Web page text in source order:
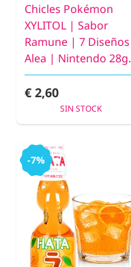
Chicles Pokémon
XYLITOL | Sabor
Ramune | 7 Diseños
Alea | Nintendo 28g.
€ 2,60
SIN STOCK
-7%